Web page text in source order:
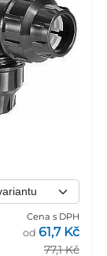
Cena s DPH
77,1 Kč
od 61,7 Kč